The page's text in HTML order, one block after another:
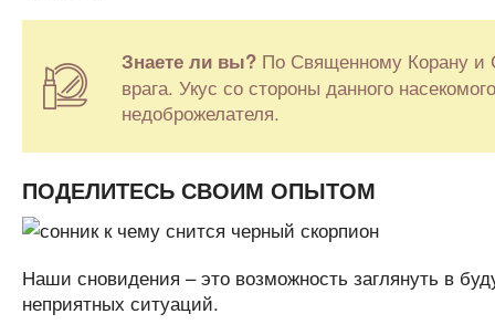
Знаете ли вы?По Священному Корану и
врага. Укус со стороны данного
недоброжелателя.
ПОДЕЛИТЕСЬ СВОИМ ОПЫТОМ
Наши сновидения – это возможность заглянуть в
неприятных ситуаций.